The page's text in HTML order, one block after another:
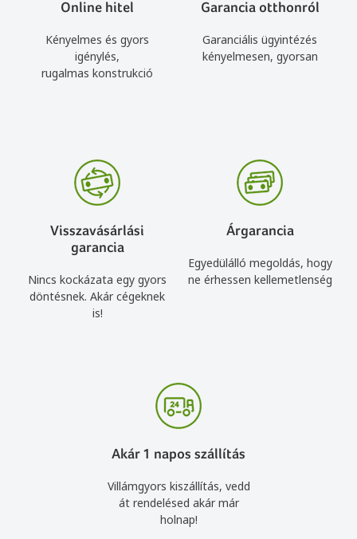
Online hitel
Kényelmes és gyors
igénylés,
rugalmas konstrukció
Garancia otthonról
Garanciális ügyintézés
kényelmesen, gyorsan
Visszavásárlási
garancia
Nincs kockázata egy gyors
döntésnek. Akár cégeknek
is!
Árgarancia
Egyedülálló megoldás, hogy
ne érhessen kellemetlenség
Akár 1 napos szállítás
Villámgyors kiszállítás, vedd
át rendelésed akár már
holnap!